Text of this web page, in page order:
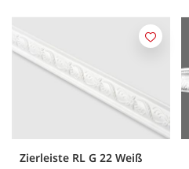
Zierleiste RL G 22 Weiß
Merken